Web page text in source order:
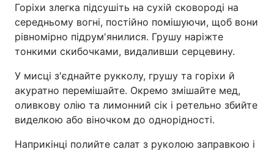
Горіхи злегка підсушіть на сухій сковороді на
середньому вогні, постійно помішуючи, щоб вони
рівномірно підрум'янилися. Грушу наріжте
тонкими скибочками, видаливши серцевину.
У мисці з'єднайте рукколу, грушу та горіхи й
акуратно перемішайте. Окремо змішайте мед,
оливкову олію та лимонний сік і ретельно збийте
виделкою або віночком до однорідності.
Наприкінці полийте салат з руколою заправкою і